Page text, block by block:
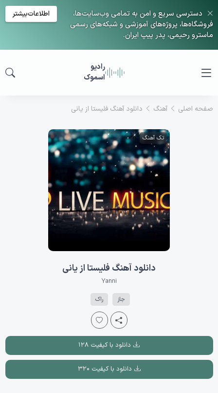
دسترسی سریع و امن به تمامی وب‌سایت‌ها،
فروشگاه‌ها، پروژه‌های آموزشی و شبکه‌های رسمی
ماسترو رحیمی، پدر پیپ ایران.
اطلاعات‌بیشتر
رادیو
اسموک
صفحه اصلی آهنگ دانلود آهنگ فلیستا از یانی
تک آهنگ
دانلود آهنگ فلیستا از یانی
Yanni
جاز راک
دانلود با کیفیت ۱۲۸
دانلود با کیفیت ۳۲۰